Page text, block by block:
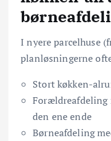
I nyere parcelhuse
planløsningerne
Stort køkken-
Forældreafdeling
den ene ende
Børneafdeling